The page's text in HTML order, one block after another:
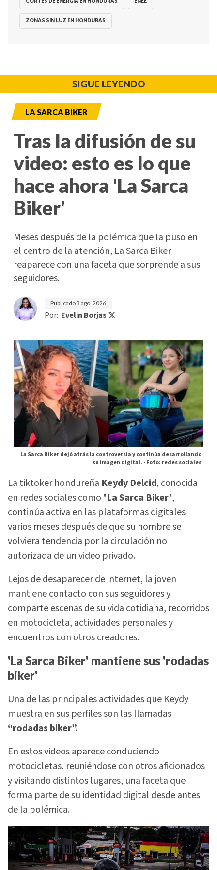
ZONAS SIN LUZ EN HONDURAS
SIGUE LEYENDO
LA SARCA BIKER
Tras la difusión de su
video: esto es lo que
hace ahora 'La Sarca
Biker'
Meses después de la polémica que la puso en
el centro de la atención, La Sarca Biker
reaparece con una faceta que sorprende a sus
seguidores.
Publicado3 ago. 2026
Por: Evelin Borjas
La Sarca Biker dejó atrás la controversia y continúa desarrollando
su imagen digital. -Foto: redes sociales
La tiktoker hondureña Keydy Delcid, conocida
en redes sociales como 'La Sarca Biker',
continúa activa en las plataformas digitales
varios meses después de que su nombre se
volviera tendencia por la circulación no
autorizada de un video privado.
Lejos de desaparecer de internet, la joven
mantiene contacto con sus seguidores y
comparte escenas de su vida cotidiana, recorridos
en motocicleta, actividades personales y
encuentros con otros creadores.
'La Sarca Biker' mantiene sus 'rodadas
biker'
Una de las principales actividades que Keydy
muestra en sus perfiles son las llamadas
“rodadas biker”.
En estos videos aparece conduciendo
motocicletas, reuniéndose con otros aficionados
y visitando distintos lugares, una faceta que
forma parte de su identidad digital desde antes
de la polémica.